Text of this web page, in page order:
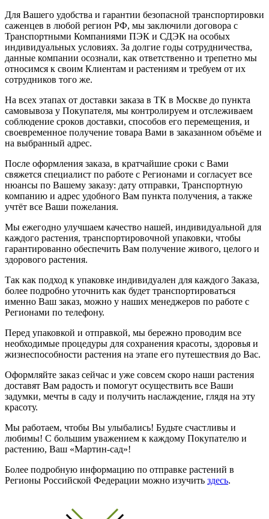
Для Вашего удобства и гарантии безопасной транспортировки
саженцев в любой регион РФ, мы заключили договора с
Транспортными Компаниями ПЭК и СДЭК на особых
индивидуальных условиях. За долгие годы сотрудничества,
данные компании осознали, как ответственно и трепетно мы
относимся к своим Клиентам и растениям и требуем от их
сотрудников того же.
На всех этапах от доставки заказа в ТК в Москве до пункта
самовывоза у Покупателя, мы контролируем и отслеживаем
соблюдение сроков доставки, способов его перемещения, и
своевременное получение товара Вами в заказанном объёме и
на выбранный адрес.
После оформления заказа, в кратчайшие сроки с Вами
свяжется специалист по работе с Регионами и согласует все
нюансы по Вашему заказу: дату отправки, Транспортную
компанию и адрес удобного Вам пункта получения, а также
учтёт все Ваши пожелания.
Мы ежегодно улучшаем качество нашей, индивидуальной для
каждого растения, транспортировочной упаковки, чтобы
гарантированно обеспечить Вам получение живого, целого и
здорового растения.
Так как подход к упаковке индивидуален для каждого Заказа,
более подробно уточнить как будет транспортироваться
именно Ваш заказ, можно у наших менеджеров по работе с
Регионами по телефону.
Перед упаковкой и отправкой, мы бережно проводим все
необходимые процедуры для сохранения красоты, здоровья и
жизнеспособности растения на этапе его путешествия до Вас.
Оформляйте заказ сейчас и уже совсем скоро наши растения
доставят Вам радость и помогут осуществить все Ваши
задумки, мечты в саду и получить наслаждение, глядя на эту
красоту.
Мы работаем, чтобы Вы улыбались! Будьте счастливы и
любимы! С большим уважением к каждому Покупателю и
растению, Ваш «Мартин-сад»!
Более подробную информацию по отправке растений в
Регионы Российской Федерации можно изучить здесь.